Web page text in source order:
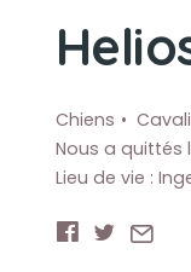
Chiens
Nous a quittés
Lieu de vie :